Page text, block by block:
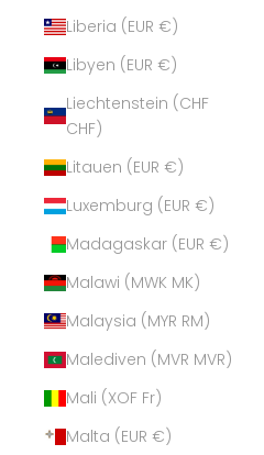
Liberia (EUR €)
Libyen (EUR €)
Liechtenstein (CHF
CHF)
Litauen (EUR €)
Luxemburg (EUR €)
Madagaskar (EUR €)
Malawi (MWK MK)
Malaysia (MYR RM)
Malediven (MVR MVR)
Mali (XOF Fr)
Malta (EUR €)